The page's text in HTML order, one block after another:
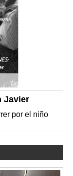
Javier
por el niño